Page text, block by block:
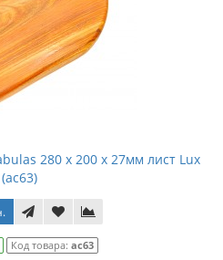
280 x 200 x 27мм лист Lux
(ас63)
Код товара: ас63